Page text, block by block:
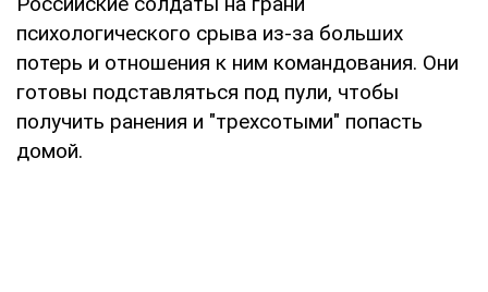
психологического срыва из-за больших
потерь и отношения к ним командования. Они
готовы подставляться под пули, чтобы
получить ранения и "трехсотыми" попасть
домой.